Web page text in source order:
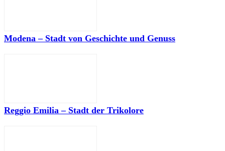
Modena – Stadt von Geschichte und Genuss
Reggio Emilia – Stadt der Trikolore